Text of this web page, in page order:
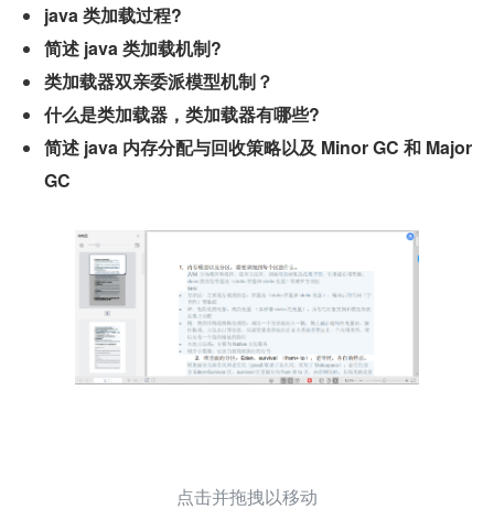
java 类加载过程?
简述 java 类加载机制?
类加载器双亲委派模型机制？
什么是类加载器，类加载器有哪些?
简述 java 内存分配与回收策略以及 Minor GC 和 Major
GC
点击并拖拽以移动